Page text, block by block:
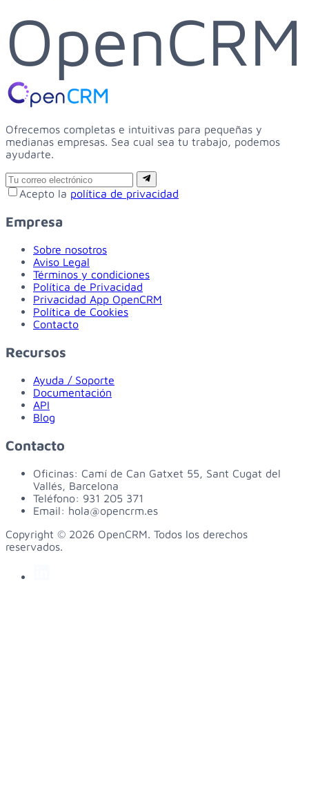
OpenCRM
Ofrecemos completas e intuitivas para pequeñas y
medianas empresas. Sea cual sea tu trabajo, podemos
ayudarte.
Email
Suscribirse
Acepto la política de privacidad
Empresa
Sobre nosotros
Aviso Legal
Términos y condiciones
Política de Privacidad
Privacidad App OpenCRM
Política de Cookies
Contacto
Recursos
Ayuda / Soporte
Documentación
API
Blog
Contacto
Oficinas: Camí de Can Gatxet 55, Sant Cugat del
Vallés, Barcelona
Teléfono: 931 205 371
Email: hola@opencrm.es
Copyright © 2026 OpenCRM. Todos los derechos
reservados.